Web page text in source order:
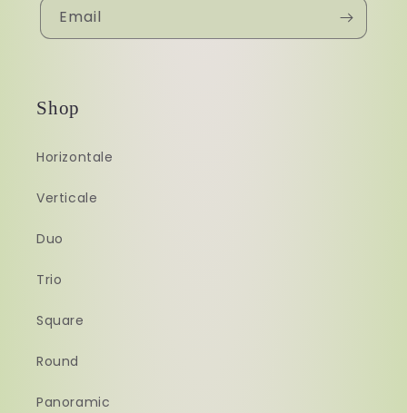
Email
Shop
Horizontale
Verticale
Duo
Trio
Square
Round
Panoramic